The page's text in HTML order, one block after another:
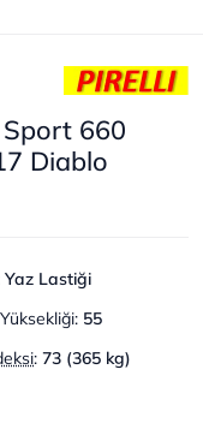
Sport 660
Diablo
Yaz Lastiği
: 55
: 73 (365 kg)